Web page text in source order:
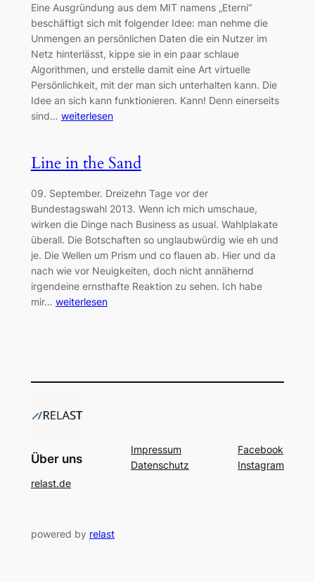
Eine Ausgründung aus dem MIT namens „Eterni“
beschäftigt sich mit folgender Idee: man nehme die
Unmengen an persönlichen Daten die ein Nutzer im
Netz hinterlässt, kippe sie in ein paar schlaue
Algorithmen, und erstelle damit eine Art virtuelle
Persönlichkeit, mit der man sich unterhalten kann. Die
Idee an sich kann funktionieren. Kann! Denn einerseits
sind… weiterlesen
Line in the Sand
09. September. Dreizehn Tage vor der
Bundestagswahl 2013. Wenn ich mich umschaue,
wirken die Dinge nach Business as usual. Wahlplakate
überall. Die Botschaften so unglaubwürdig wie eh und
je. Die Wellen um Prism und co flauen ab. Hier und da
nach wie vor Neuigkeiten, doch nicht annähernd
irgendeine ernsthafte Reaktion zu sehen. Ich habe
mir… weiterlesen
Über uns
relast.de
Impressum
Datenschutz
Facebook
Instagram
powered by relast